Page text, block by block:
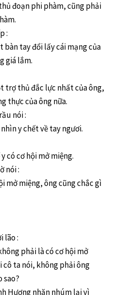
đoạn phi phàm, cũng phải
:
bàn tay đổi lấy cái mạng của
giá lắm.
trợ thủ đắc lực nhất của ông,
thực của ông nữa.
nói :
y chết về tay ngươi.
có cơ hội mở miệng.
nói :
mở miệng, ông cũng chắc gì
lão :
phải là có cơ hội mở
cô ta nói, không phải ông
sao?
Hương nhăn nhúm lại vì